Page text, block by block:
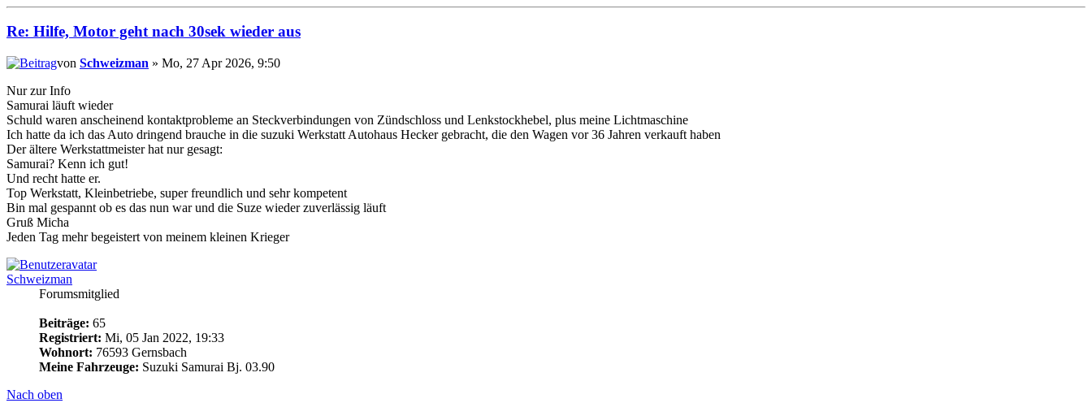
Re: Hilfe, Motor geht nach 30sek wieder aus
von Schweizman » Mo, 27 Apr 2026, 9:50
Nur zur Info
Samurai läuft wieder
Schuld waren anscheinend kontaktprobleme an Steckverbindungen von Zündschloss und Lenkstockhebel, plus meine Lichtmaschine
Ich hatte da ich das Auto dringend brauche in die suzuki Werkstatt Autohaus Hecker gebracht, die den Wagen vor 36 Jahren verkauft haben
Der ältere Werkstattmeister hat nur gesagt:
Samurai? Kenn ich gut!
Und recht hatte er.
Top Werkstatt, Kleinbetriebe, super freundlich und sehr kompetent
Bin mal gespannt ob es das nun war und die Suze wieder zuverlässig läuft
Gruß Micha
Jeden Tag mehr begeistert von meinem kleinen Krieger
Schweizman
Forumsmitglied
Beiträge: 65
Registriert: Mi, 05 Jan 2022, 19:33
Wohnort: 76593 Gernsbach
Meine Fahrzeuge: Suzuki Samurai Bj. 03.90
Nach oben